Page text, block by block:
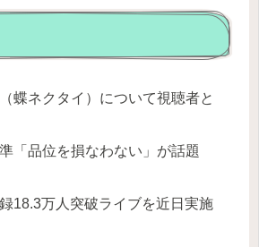
蝶ネクタイ）について視聴者と
「品位を損なわない」が話題
18.3万人突破ライブを近日実施